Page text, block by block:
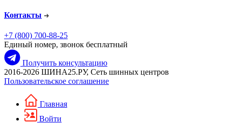
Контакты
+7 (800) 700-88-25
Единый номер, звонок бесплатный
Получить консультацию
2016-2026 ШИНА25.РУ, Сеть шинных центров
Пользовательское соглашение
Главная
Войти